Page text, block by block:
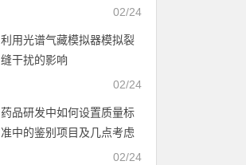
02/24
利用光谱气藏模拟器模拟裂
缝干扰的影响
02/24
药品研发中如何设置质量标
准中的鉴别项目及几点考虑
02/24